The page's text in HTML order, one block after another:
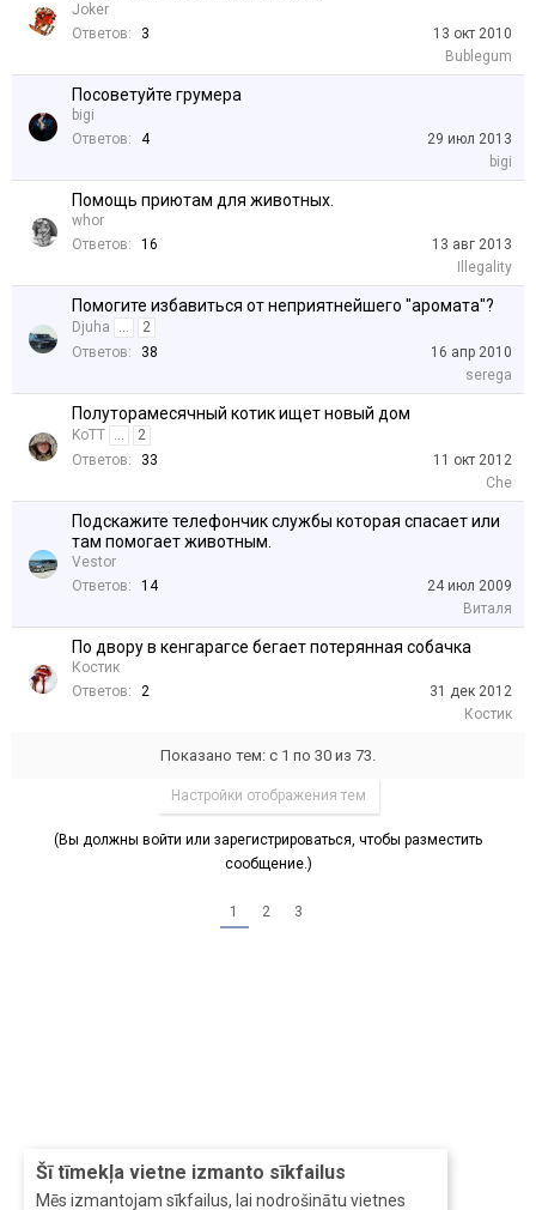
Šī tīmekļa vietne izmanto sīkfailus
Mēs izmantojam sīkfailus, lai nodrošinātu vietnes
Joker
Ответов:
3
13 окт 2010
Bublegum
Посоветуйте грумера
bigi
Ответов:
4
29 июл 2013
bigi
Помощь приютам для животных.
whor
Ответов:
16
13 авг 2013
Illegality
Помогите избавиться от неприятнейшего "аромата"?
Djuha ...
2
Ответов:
38
16 апр 2010
serega
Полуторамесячный котик ищет новый дом
KoTT ...
2
Ответов:
33
11 окт 2012
Che
Подскажите телефончик службы которая спасает или
там помогает животным.
Vestor
Ответов:
14
24 июл 2009
Виталя
По двору в кенгарагсе бегает потерянная собачка
Костик
Ответов:
2
31 дек 2012
Костик
Показано тем: с 1 по 30 из 73.
Настройки отображения тем
(Вы должны войти или зарегистрироваться, чтобы разместить
сообщение.)
1 2 3